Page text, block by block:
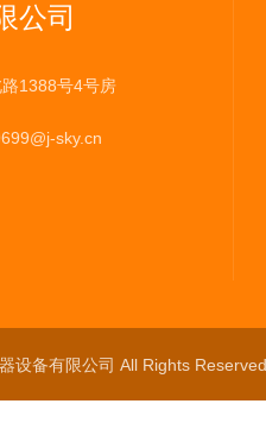
公司
1388号4号房
sky.cn
器设备有限公司 All Rights